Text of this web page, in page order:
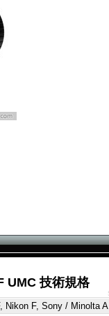
UMC 技術規格
Nikon F, Sony / Minolta